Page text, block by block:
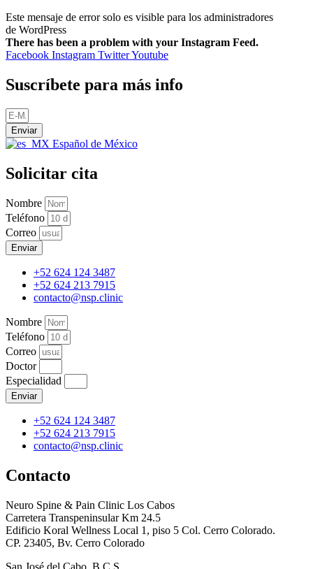
Este mensaje de error solo es visible para los administradores
de WordPress
There has been a problem with your Instagram Feed.
Facebook Instagram TwitterYoutube
Suscríbete para más info
Enviar
Español de México
Solicitar cita
Nombre
Teléfono
Correo
Enviar
+52 624 124 3487
+52 624 213 7915
contacto@nsp.clinic
Nombre
Teléfono
Correo
Doctor
Especialidad
Enviar
+52 624 124 3487
+52 624 213 7915
contacto@nsp.clinic
Contacto
Neuro Spine & Pain Clinic Los Cabos
Carretera Transpeninsular Km 24.5
Edificio Koral Wellness Local 1, piso 5 Col. Cerro Colorado.
CP. 23405, Bv. Cerro Colorado